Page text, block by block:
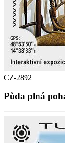
CZ-2892
Půda plná